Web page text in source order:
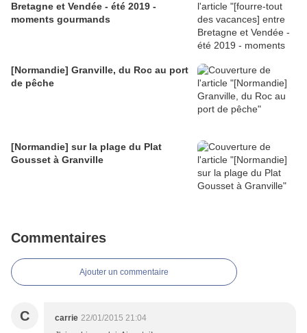
Bretagne et Vendée - été 2019 -
moments gourmands
[Normandie] Granville, du Roc au port
de pêche
[Normandie] sur la plage du Plat
Gousset à Granville
Commentaires
Ajouter un commentaire
C carrie 22/01/2015 21:04